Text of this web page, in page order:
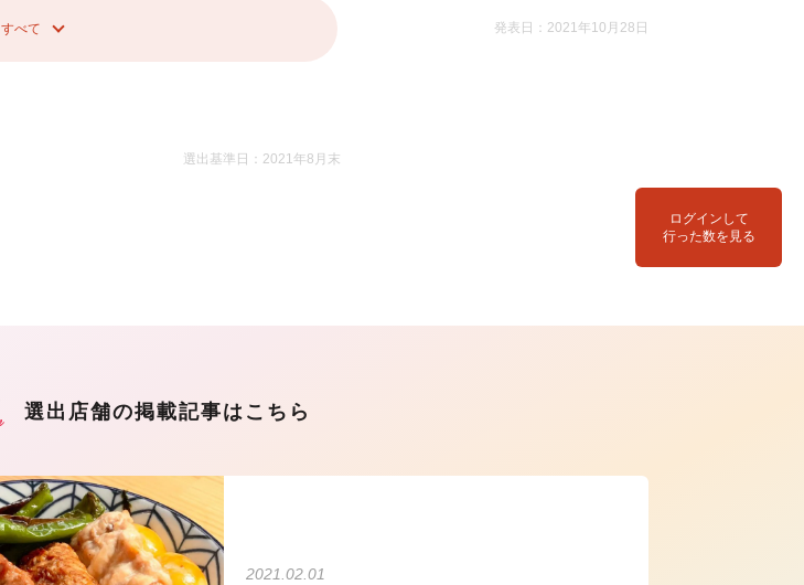
すべて 発表日：2021年10月28日
選出基準日：2021年8月末
ログインして
行った数を見る
選出店舗の掲載記事はこちら
2021.02.01